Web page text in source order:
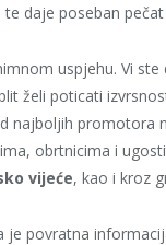
daje poseban
uspjehu. Vi
želi poticati
najboljih promotora
obrtnicima i
vijeće, kao i kroz
je povratna